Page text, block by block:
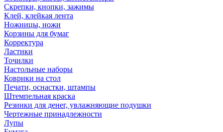
Скрепки, кнопки, зажимы
Клей, клейкая лента
Ножницы, ножи
Корзины для бумаг
Корректура
Ластики
Точилки
Настольные наборы
Коврики на стол
Печати, оснастки, штампы
Штемпельная краска
Резинки для денег, увлажняющие подушки
Чертежные принадлежности
Лупы